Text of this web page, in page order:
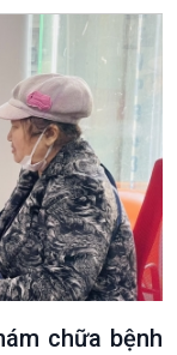
chữa bệnh